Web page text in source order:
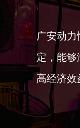
广安动
定，能
高经济效